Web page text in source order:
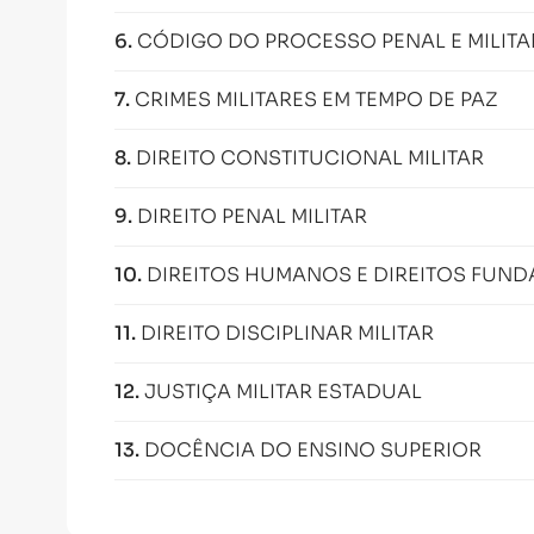
6. CÓDIGO DO PROCESSO PENAL E
7. CRIMES MILITARES EM TEMPO DE PAZ
8. DIREITO CONSTITUCIONAL MILITAR
9. DIREITO PENAL MILITAR
10. DIREITOS HUMANOS E DIREITOS
11. DIREITO DISCIPLINAR MILITAR
12.JUSTIÇA MILITAR ESTADUAL
13. DOCÊNCIA DO ENSINO SUPERIOR